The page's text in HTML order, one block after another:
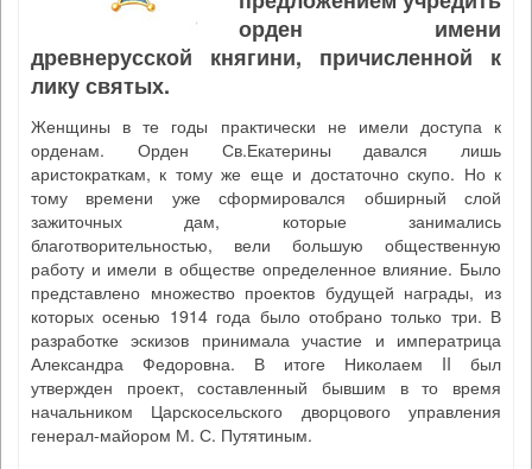
орден имени
древнерусской княгини, причисленной к
лику святых.
Женщины в те годы практически не имели доступа к
орденам. Орден Св.Екатерины давался лишь
аристократкам, к тому же еще и достаточно скупо. Но к
тому времени уже сформировался обширный слой
зажиточных дам, которые занимались
благотворительностью, вели большую общественную
работу и имели в обществе определенное влияние. Было
представлено множество проектов будущей награды, из
которых осенью 1914 года было отобрано только три. В
разработке эскизов принимала участие и императрица
Александра Федоровна. В итоге Николаем II был
утвержден проект, составленный бывшим в то время
начальником Царскосельского дворцового управления
генерал-майором М. С. Путятиным.